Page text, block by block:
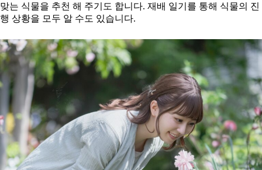
맞는 식물을 추천 해 주기도 합니다. 재배 일기를 통해 식물의 진
행 상황을 모두 알 수도 있습니다.